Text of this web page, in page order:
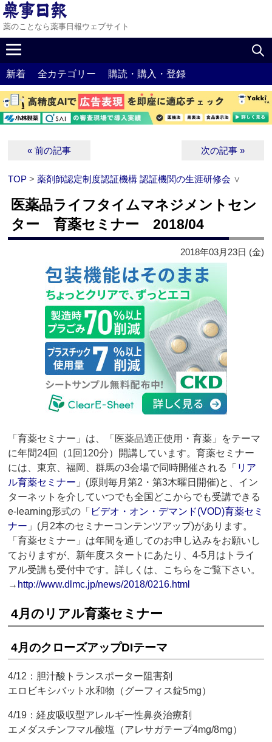
薬のことなら薬事日報ウェブサイト
新着 全カテゴリー 購読・購入・登録
« 前の記事 次の記事 »
TOP >薬剤師認定制度認証機構 認証機関の生涯研修会 ∨
医薬品ライフタイムマネジメントセン
ター 育薬セミナー 2018/04
2018年03月23日 (金)
「育薬セミナー」は、「医薬品適正使用・育薬」をテーマ
に年間24回（1回120分）開講しています。育薬セミナー
には、東京、福岡、群馬の3会場で同時開催される「 リア
ル育薬セミナー 」(原則毎月第2・第3木曜日開催)と、イン
ターネットを介していつでも全国どこからでも受講できる
e-learning形式の「 ビデオ・オン・デマンド(VOD)育薬セミ
ナー 」(月2本のセミナーコンテンツアップ)があります。
「育薬セミナー」は年間を通してのお申し込みをお願いし
ておりますが、新年度スタートにあたり、4-5月はトライ
アル受講も受付中です。詳しくは、こちらをご覧下さい。
→ http://www.dlmc.jp/news/2018/0216.html
4月のリアル育薬セミナー
4月のクローズアップDIテーマ
4/12：胆汁酸トランスポーター阻害剤
エロビキシバット水和物（グーフィス錠5mg）
4/19：経皮吸収型アレルギー性鼻炎治療剤
エメダスチンフマル酸塩（アレサガテープ4mg/8mg）